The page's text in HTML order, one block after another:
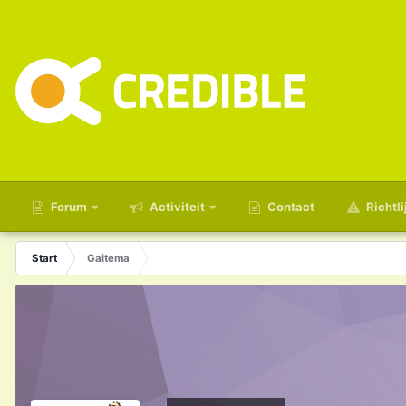
Forum Activiteit Contact
Start Gaitema